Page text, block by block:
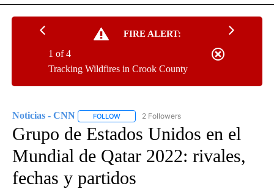
FIRE ALERT:
Tracking Wildfires in Crook County
1 of 4
Noticias - CNN FOLLOW FOLLOW "NOTICIAS - CNN" TO RECEIVE
2 Followers
Grupo de Estados Unidos en el
Mundial de Qatar 2022: rivales,
fechas y partidos